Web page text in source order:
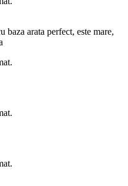
baza arata perfect, este mare,